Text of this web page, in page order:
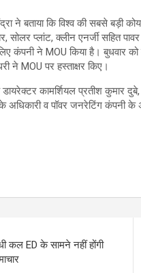
ने बताया कि विश्व की सबसे बड़ी
सोलर प्लांट, क्लीन एनर्जी सहित
कंपनी ने MOU किया है। बुधवार
MOU पर हस्ताक्षर किए।
कामर्शियल प्रतीश कुमार
व पॉवर जनरेटिंग कंपनी के
कल ED के सामने नहीं होंगी